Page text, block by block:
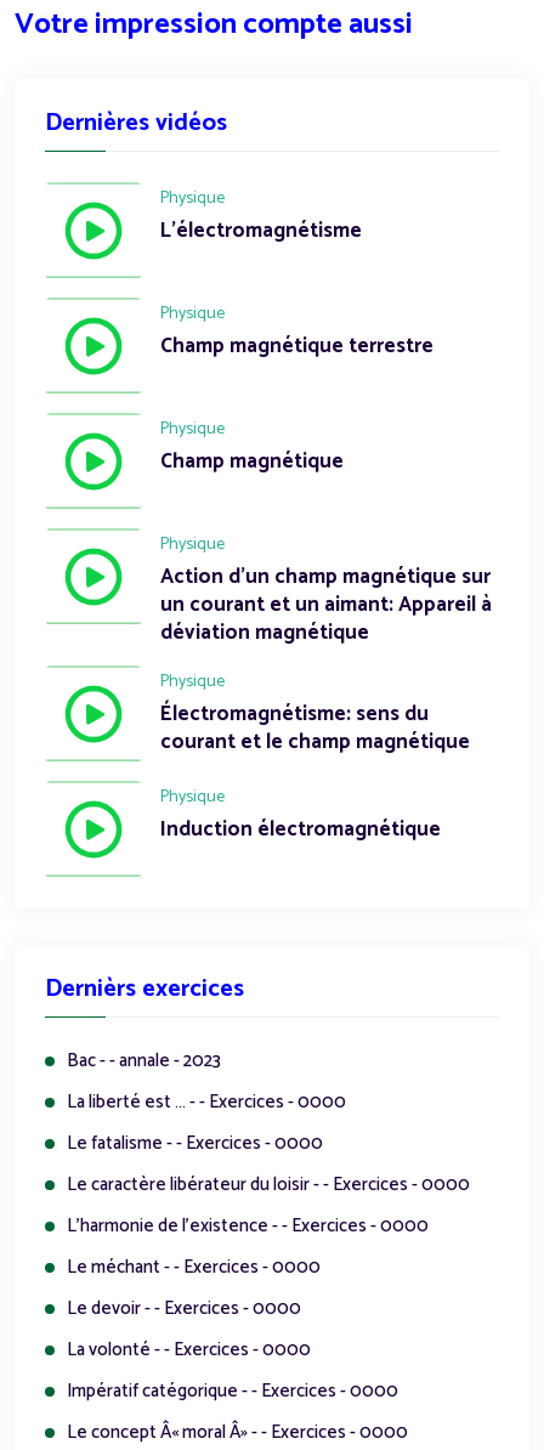
Votre impression compte aussi
Dernières vidéos
Physique
L'électromagnétisme
Physique
Champ magnétique terrestre
Physique
Champ magnétique
Physique
Action d'un champ magnétique sur
un courant et un aimant: Appareil à
déviation magnétique
Physique
Électromagnétisme: sens du
courant et le champ magnétique
Physique
Induction électromagnétique
Dernièrs exercices
Bac - - annale - 2023
La liberté est ... - - Exercices - 0000
Le fatalisme - - Exercices - 0000
Le caractère libérateur du loisir - - Exercices - 0000
L'harmonie de l'existence - - Exercices - 0000
Le méchant - - Exercices - 0000
Le devoir - - Exercices - 0000
La volonté - - Exercices - 0000
Impératif catégorique - - Exercices - 0000
Le concept Â« moral Â» - - Exercices - 0000